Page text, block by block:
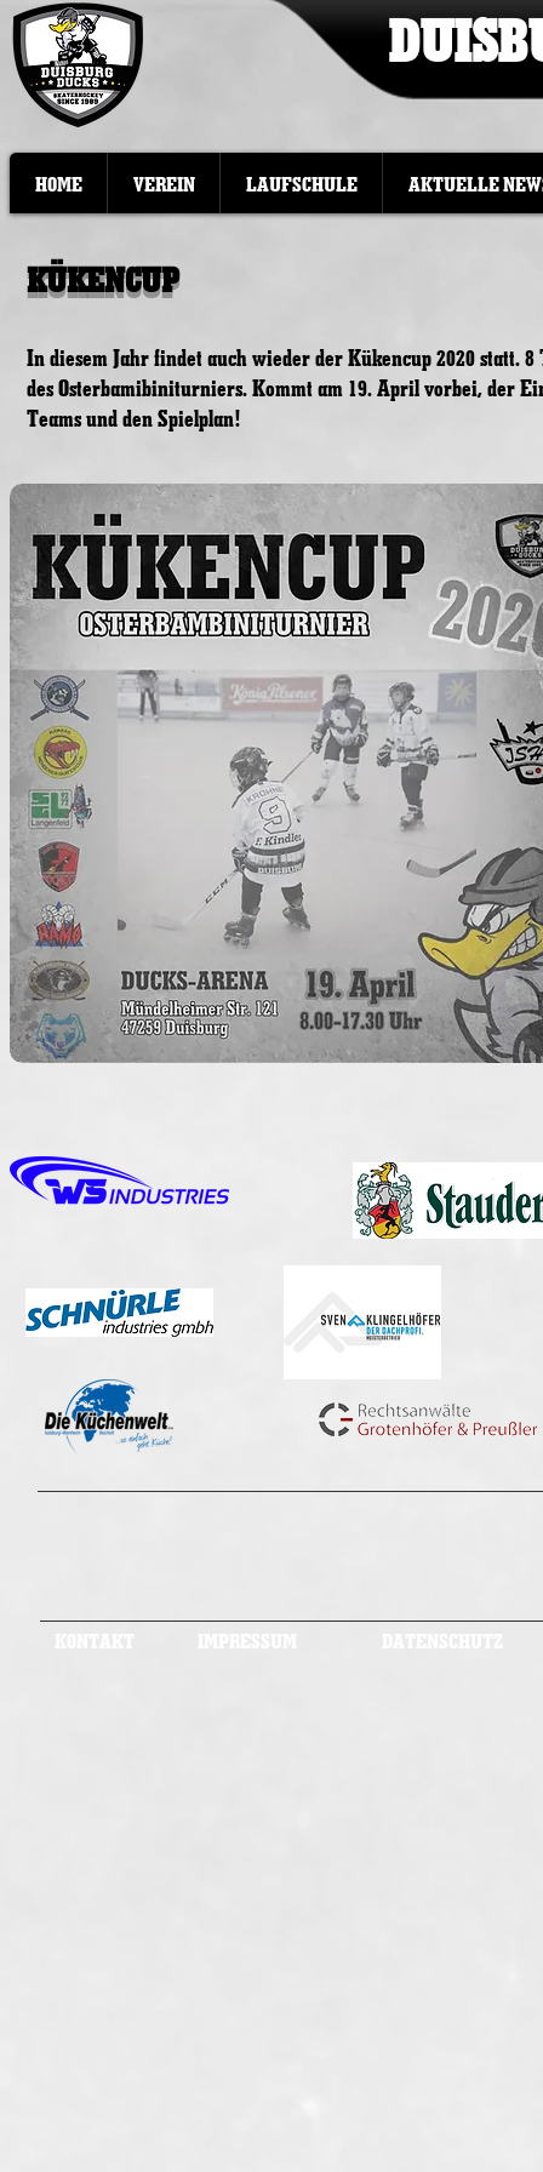
HOME VEREIN LAUFSCHULE AKTUELLE
KÜKENCUP
In diesem Jahr findet auch wieder der Kükencup 2020 statt.
des Osterbamibiniturniers. Kommt am 19. April vorbei, der
Teams und den Spielplan!